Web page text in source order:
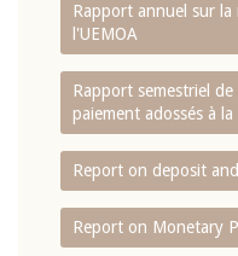
Rapport annuel sur
l'UEMOA
Rapport semestriel de
paiement adossés à
Report on deposit
Report on Monetary